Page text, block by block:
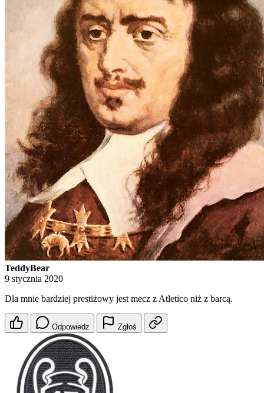
TeddyBear
9 stycznia 2020
Dla mnie bardziej prestiżowy jest mecz z Atletico niż z barcą.
Odpowiedz Zgłoś